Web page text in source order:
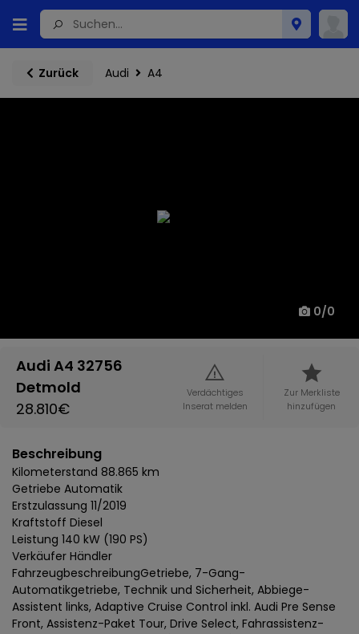
Zurück Audi A4
0/0
Audi A4 32756
Detmold
28.810€
Verdächtiges
Inserat melden
Zur Merkliste
hinzufügen
Beschreibung
Kilometerstand 88.865 km
Getriebe Automatik
Erstzulassung 11/2019
Kraftstoff Diesel
Leistung 140 kW (190 PS)
Verkäufer Händler
FahrzeugbeschreibungGetriebe, 7-Gang-
Automatikgetriebe, Technik und Sicherheit, Abbiege-
Assistent links, Adaptive Cruise Control inkl. Audi Pre Sense
Front, Assistenz-Paket Tour, Drive Select, Fahrassistenz-